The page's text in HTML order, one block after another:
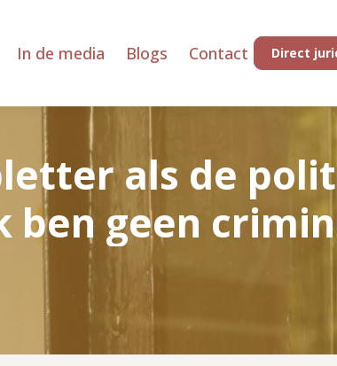
In de media Blogs Contact Direct
als de
ben geen